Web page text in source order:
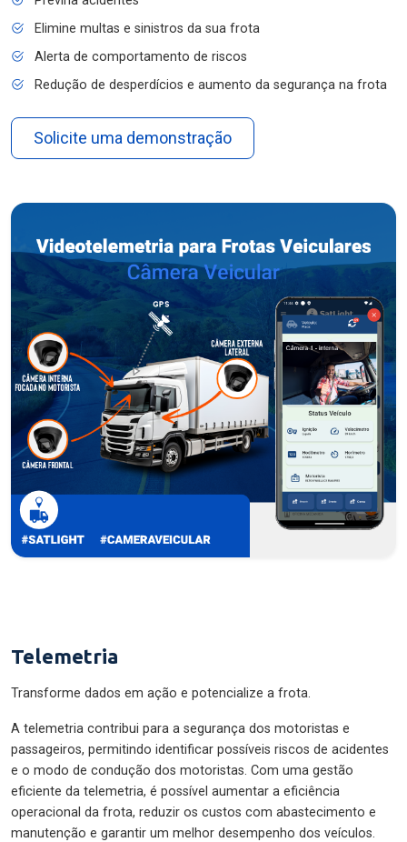
Elimine multas e sinistros da sua frota
Alerta de comportamento de riscos
Redução de desperdícios e aumento da segurança na frota
Solicite uma demonstração
Telemetria
Transforme dados em ação e potencialize a frota.
A telemetria contribui para a segurança dos motoristas e
passageiros, permitindo identificar possíveis riscos de acidentes
e o modo de condução dos motoristas. Com uma gestão
eficiente da telemetria, é possível aumentar a eficiência
operacional da frota, reduzir os custos com abastecimento e
manutenção e garantir um melhor desempenho dos veículos.